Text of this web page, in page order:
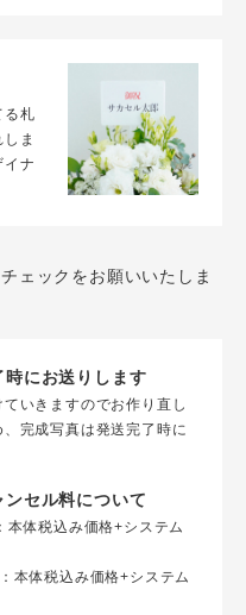
る札
ま
イナ
ェックをお願いいたしま
にお送りします
いきますのでお作り直し
完成写真は発送完了時に
セル料について
体税込み価格+システム
本体税込み価格+システム